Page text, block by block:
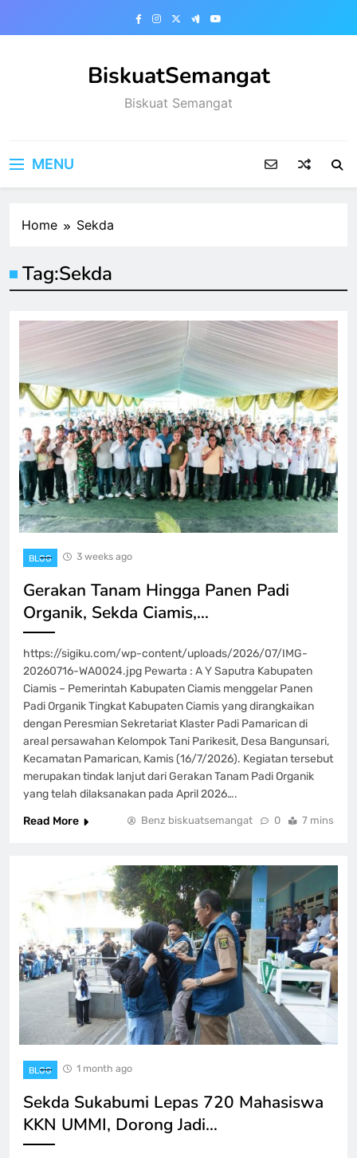
BiskuatSemangat
Biskuat Semangat
MENU
Home Sekda
Tag:Sekda
BLOG 3 weeks ago
Gerakan Tanam Hingga Panen Padi
Organik, Sekda Ciamis,…
https://sigiku.com/wp-content/uploads/2026/07/IMG-
20260716-WA0024.jpg Pewarta : A Y Saputra Kabupaten
Ciamis – Pemerintah Kabupaten Ciamis menggelar Panen
Padi Organik Tingkat Kabupaten Ciamis yang dirangkaikan
dengan Peresmian Sekretariat Klaster Padi Pamarican di
areal persawahan Kelompok Tani Parikesit, Desa Bangunsari,
Kecamatan Pamarican, Kamis (16/7/2026). Kegiatan tersebut
merupakan tindak lanjut dari Gerakan Tanam Padi Organik
yang telah dilaksanakan pada April 2026….
Read More
Benz biskuatsemangat 0 7 mins
BLOG 1 month ago
Sekda Sukabumi Lepas 720 Mahasiswa
KKN UMMI, Dorong Jadi…